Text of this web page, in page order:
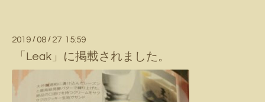
2019 / 08 / 27 15:59
「Leak」に掲載されました。